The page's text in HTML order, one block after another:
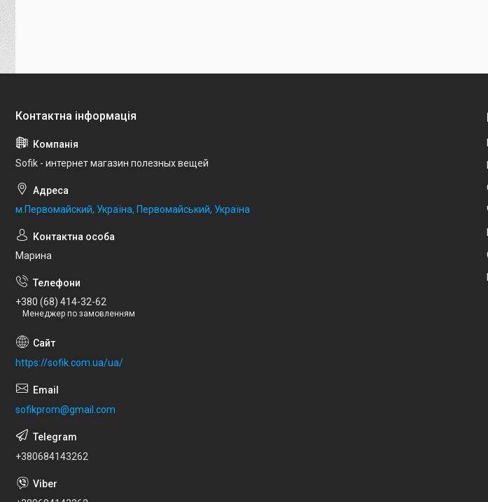
Sofik - интернет магазин полезных вещей
м.Первомайский, Україна, Первомайський, Україна
Марина
+380 (68) 414-32-62
Менеджер по замовленням
https://sofik.com.ua/ua/
sofikprom@gmail.com
+380684143262